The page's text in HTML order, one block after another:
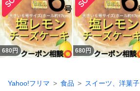
680 円 680 円
Yahoo!フリマ 食品 スイーツ、洋菓子